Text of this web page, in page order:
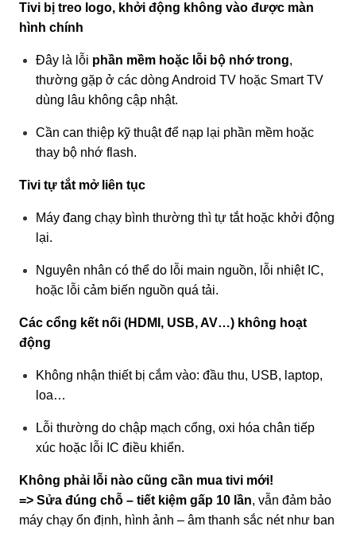
Tivi bị treo logo, khởi động không vào được màn
hình chính
Đây là lỗi phần mềm hoặc lỗi bộ nhớ trong,
thường gặp ở các dòng Android TV hoặc Smart TV
dùng lâu không cập nhật.
Cần can thiệp kỹ thuật để nạp lại phần mềm hoặc
thay bộ nhớ flash.
Tivi tự tắt mở liên tục
Máy đang chạy bình thường thì tự tắt hoặc khởi động
lại.
Nguyên nhân có thể do lỗi main nguồn, lỗi nhiệt IC,
hoặc lỗi cảm biến nguồn quá tải.
Các cổng kết nối (HDMI, USB, AV…) không hoạt
động
Không nhận thiết bị cắm vào: đầu thu, USB, laptop,
loa…
Lỗi thường do chập mạch cổng, oxi hóa chân tiếp
xúc hoặc lỗi IC điều khiển.
Không phải lỗi nào cũng cần mua tivi mới!
=> Sửa đúng chỗ – tiết kiệm gấp 10 lần, vẫn đảm bảo
máy chạy ổn định, hình ảnh – âm thanh sắc nét như ban